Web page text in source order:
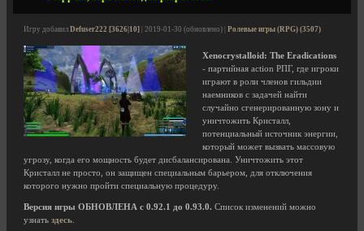
Игру добавил Defuser222 [3626|10] | 2019-01-30 (обновлено) | Ролевые игры (RPG) (3507)
Xenocrystalloid: The Eradications
- партийная action РПГ, где игроки
играют в роли членов гильдии
наемников с задачей найти
случайно сгенерированную зону и
уничтожить Кристалл,
потенциальный источник энергии,
который может вызвать массовую
угрозу, когда его мощность будет дисбалансирована. Уничтожить этот
Кристалл не просто, он защищен специальным барьером, для отключения
которого нужно пройти специальную процедуру.
Версия игры ОБНОВЛЕНА с 0.92.1 до 0.93.0. Список изменений можно
узнать здесь